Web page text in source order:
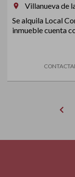
room
Villanueva de
Se alquila Local
inmueble cuenta
chevron_left